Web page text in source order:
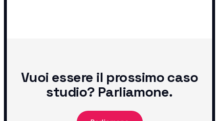
Vuoi essere il prossimo caso
studio? Parliamone.